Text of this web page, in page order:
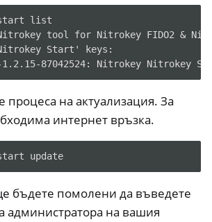
задавани въпроси за софтуера
tool for Nitrokey FIDO2 &
Start' keys:
87042524: Nitrokey Nitrokey
процеса на актуализация. За
интернет връзка.
бъдете помолени да въведете
администратора на вашия